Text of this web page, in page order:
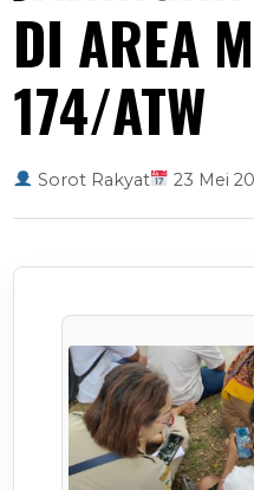
DI AREA
174/ATW
Sorot Rakyat 23 Mei